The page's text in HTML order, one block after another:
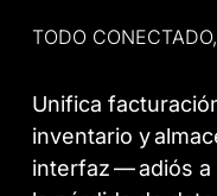
TODO
Unifica
inventario y
interfaz — adiós